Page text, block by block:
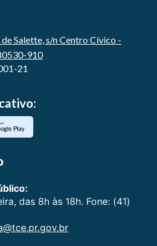
Salette, s/n Centro Cívico -
910
21
das 8h às 18h. Fone: (41)